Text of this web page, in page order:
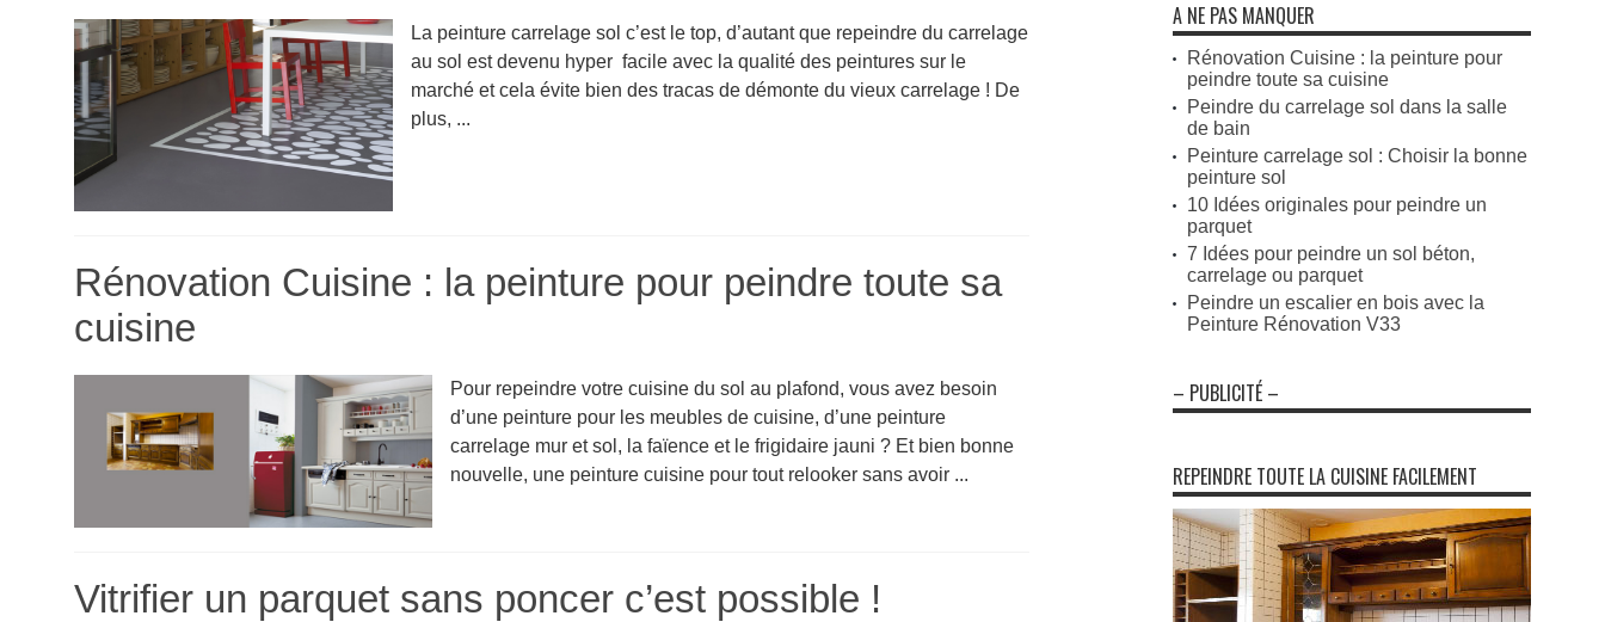
La peinture carrelage sol c’est le top, d’autant que repeindre du carrelage
au sol est devenu hyper facile avec la qualité des peintures sur le
marché et cela évite bien des tracas de démonte du vieux carrelage ! De
plus, ...
Rénovation Cuisine : la peinture pour peindre toute sa
cuisine
Pour repeindre votre cuisine du sol au plafond, vous avez besoin
d’une peinture pour les meubles de cuisine, d’une peinture
carrelage mur et sol, la faïence et le frigidaire jauni ? Et bien bonne
nouvelle, une peinture cuisine pour tout relooker sans avoir ...
Vitrifier un parquet sans poncer c’est possible !
A NE PAS MANQUER
Rénovation Cuisine : la peinture pour
peindre toute sa cuisine
Peindre du carrelage sol dans la salle
de bain
Peinture carrelage sol : Choisir la bonne
peinture sol
10 Idées originales pour peindre un
parquet
7 Idées pour peindre un sol béton,
carrelage ou parquet
Peindre un escalier en bois avec la
Peinture Rénovation V33
– PUBLICITÉ –
REPEINDRE TOUTE LA CUISINE FACILEMENT